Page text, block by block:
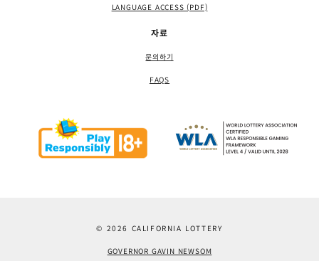
LANGUAGE ACCESS (PDF)
자료
문의하기
FAQS
© 2026 CALIFORNIA LOTTERY
GOVERNOR GAVIN NEWSOM